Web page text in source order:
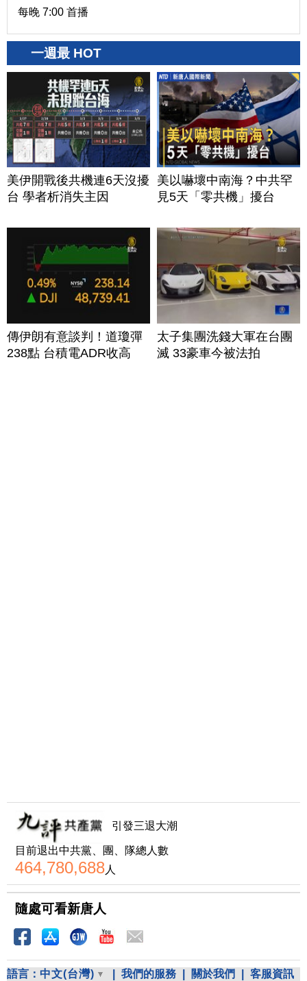
每晚 7:00 首播
一週最 HOT
美伊開戰後共機連6天沒擾
台 學者析消失主因
美以嚇壞中南海？中共罕
見5天「零共機」擾台
傳伊朗有意談判！道瓊彈
238點 台積電ADR收高
太子集團洗錢大軍在台團
滅 33豪車今被法拍
引發三退大潮
目前退出中共黨、團、隊總人數
464,780,688人
隨處可看新唐人
語言： 中文(台灣) 我們的服務 關於我們 客服資訊